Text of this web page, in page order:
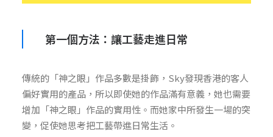
第一個方法：讓工藝走進日常
傳統的「神之眼」作品多數是掛飾，Sky發現香港的客人
偏好實用的產品，所以即使她的作品滿有意義，她也需要
增加「神之眼」作品的實用性。而她家中所發生一場的突
變，促使她思考把工藝帶進日常生活。